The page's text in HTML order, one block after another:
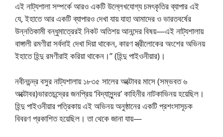
এই নাট্যশালা সম্পর্কে আরও একটি উল্লেখযোগ্য চমৎকৃতির ব্যাপার এই
যে, ইহাতে আর একটি ব্যাপারও দেখা যায় যাহা আমাদের ও ভারতবর্ষের
উন্নতিকামী বন্ধুমাত্রেরই নিকট অতিশয় আনন্দের বিষয়—এই নাট্যশালায়
বাঙ্গালী রমণীরা সর্বদাই দেখা দিয়া থাকেন, কারণ স্ত্রীলোকের অংশের অভিনয়
ইহাতে হিন্দু রমণীরাই করিয়া থাকেন।” (হিন্দু পাইওনীয়ার)।
নবীনচন্দ্র বসুর নাট্যশালায় ১৮৩৫ সালের অক্টোবর মাসে (সম্ভবত ৬
অক্টোবর)ভারতচন্দ্রের জনপ্রিয় ‘বিদ্যাসুন্দর’ কাহিনীর নাটকাভিনয় হয়েছিল।
হিন্দু পাইওনীয়ার পত্রিকায় এই অভিনয় অনুষ্ঠানের একটি প্রশংসাসূচক
বিবরণ প্রকাশিত হয়েছিল। তা থেকে জানা যায়—